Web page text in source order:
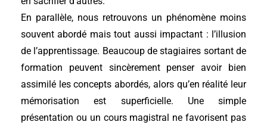
En parallèle, nous retrouvons un phénomène moins
souvent abordé mais tout aussi impactant : l’illusion
de l’apprentissage. Beaucoup de stagiaires sortant de
formation peuvent sincèrement penser avoir bien
assimilé les concepts abordés, alors qu’en réalité leur
mémorisation est superficielle. Une simple
présentation ou un cours magistral ne favorisent pas